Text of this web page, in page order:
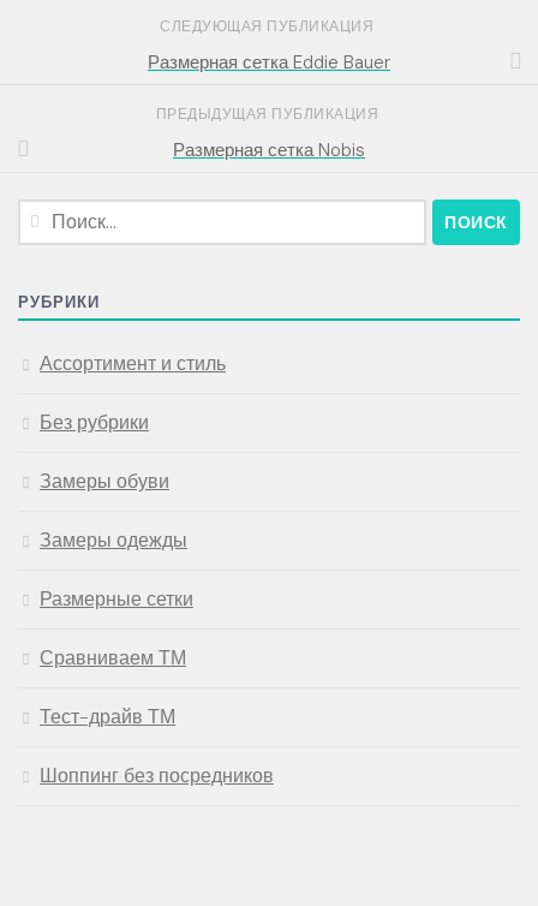
СЛЕДУЮЩАЯ ПУБЛИКАЦИЯ
Размерная сетка Eddie Bauer
ПРЕДЫДУЩАЯ ПУБЛИКАЦИЯ
Размерная сетка Nobis
Найти:
РУБРИКИ
Ассортимент и стиль
Без рубрики
Замеры обуви
Замеры одежды
Размерные сетки
Сравниваем ТМ
Тест-драйв ТМ
Шоппинг без посредников